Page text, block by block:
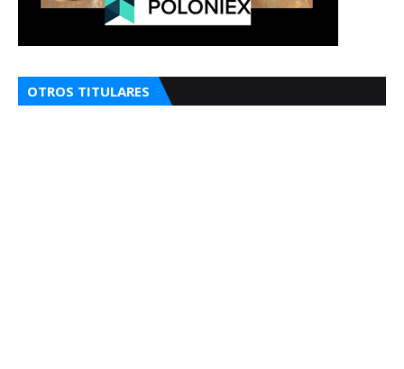
OTROS TITULARES